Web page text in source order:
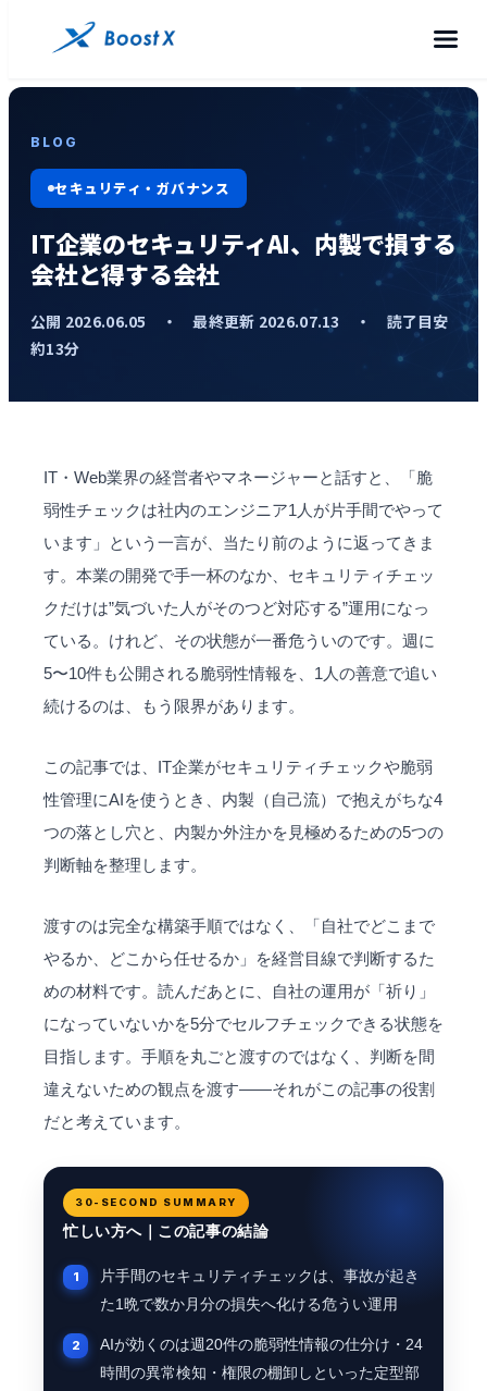
BLOG
セキュリティ・ガバナンス
IT企業のセキュリティAI、内製で損する
会社と得する会社
公開 2026.06.05 ・ 最終更新 2026.07.13 ・ 読了目安
約13分
IT・Web業界の経営者やマネージャーと話すと、「脆
弱性チェックは社内のエンジニア1人が片手間でやって
います」という一言が、当たり前のように返ってきま
す。本業の開発で手一杯のなか、セキュリティチェッ
クだけは”気づいた人がそのつど対応する”運用になっ
ている。けれど、その状態が一番危ういのです。週に
5〜10件も公開される脆弱性情報を、1人の善意で追い
続けるのは、もう限界があります。
この記事では、IT企業がセキュリティチェックや脆弱
性管理にAIを使うとき、内製（自己流）で抱えがちな4
つの落とし穴と、内製か外注かを見極めるための5つの
判断軸を整理します。
渡すのは完全な構築手順ではなく、「自社でどこまで
やるか、どこから任せるか」を経営目線で判断するた
めの材料です。読んだあとに、自社の運用が「祈り」
になっていないかを5分でセルフチェックできる状態を
目指します。手順を丸ごと渡すのではなく、判断を間
違えないための観点を渡す——それがこの記事の役割
だと考えています。
30-SECOND SUMMARY
忙しい方へ｜この記事の結論
片手間のセキュリティチェックは、事故が起き
た1晩で数か月分の損失へ化ける危うい運用
AIが効くのは週20件の脆弱性情報の仕分け・24
時間の異常検知・権限の棚卸しといった定型部